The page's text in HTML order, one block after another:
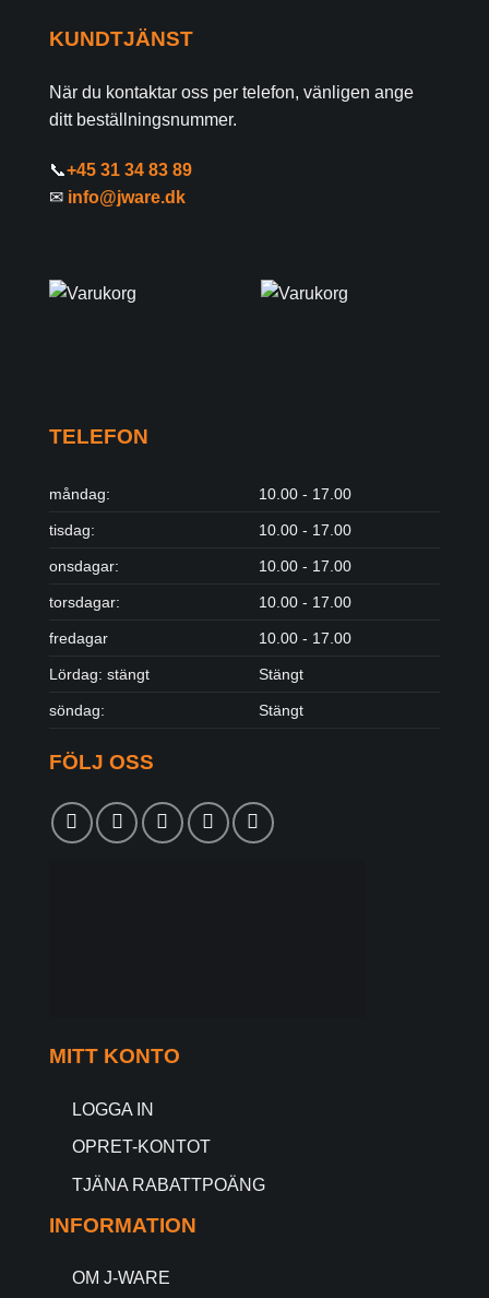
KUNDTJÄNST
När du kontaktar oss per telefon, vänligen ange
ditt beställningsnummer.
📞+45 31 34 83 89
✉ info@jware.dk
TELEFON
måndag: 10.00 - 17.00
tisdag: 10.00 - 17.00
onsdagar: 10.00 - 17.00
torsdagar: 10.00 - 17.00
fredagar 10.00 - 17.00
Lördag: stängt Stängt
söndag: Stängt
FÖLJ OSS
MITT KONTO
LOGGA IN
OPRET-KONTOT
TJÄNA RABATTPOÄNG
INFORMATION
OM J-WARE